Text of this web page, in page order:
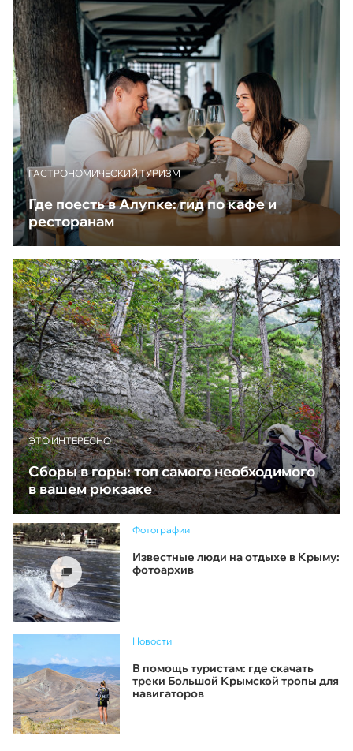
ГАСТРОНОМИЧЕСКИЙ ТУРИЗМ
Где поесть в Алупке: гид по кафе и
ресторанам
ЭТО ИНТЕРЕСНО
Сборы в горы: топ самого необходимого
в вашем рюкзаке
Фотографии
Известные люди на отдыхе в Крыму:
фотоархив
Новости
В помощь туристам: где скачать
треки Большой Крымской тропы для
навигаторов